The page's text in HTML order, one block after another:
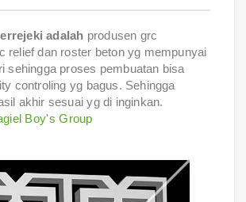
adalah produsen grc
relief dan roster beton yg mempunyai
sehingga proses pembuatan bisa
controling yg bagus. Sehingga
akhir sesuai yg di inginkan.
Boy's Group